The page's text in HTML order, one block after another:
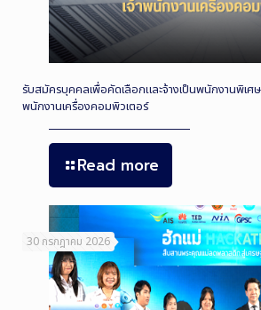
รับสมัครบุคคลเพื่อคัดเลือกและจ้างเป็นพนักงานพิเศษ
พนักงานเครื่องคอมพิวเตอร์
Read more
30 กรกฎาคม 2026